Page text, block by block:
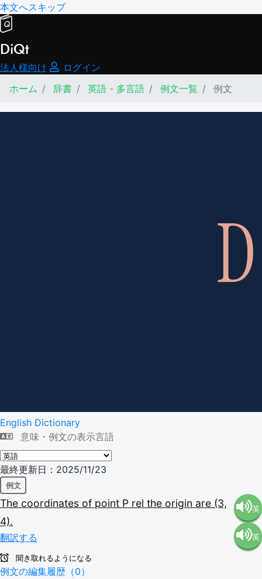
本文へスキップ
DiQt
法人様向け
ログイン
ホーム
辞書 英語 - 多言語 例文一覧 例文
English Dictionary
意味・例文の表示言語
最終更新日：2025/11/23
例文
The coordinates of point P rel the origin are (3,
4).
翻訳する
英
語（米
英
聞き取れるようになる
例文の編集履歴（0）